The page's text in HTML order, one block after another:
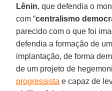
Lênin, que defendia o
com “centralismo
parecido com o que foi
defendia a formação de
implantação, de forma
de um projeto de
progressista e capaz de